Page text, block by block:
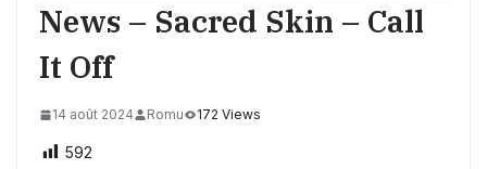
News – Sacred Skin – Call
It Off
14 août 2024 Romu 172 Views
592